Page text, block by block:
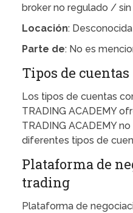
broker no regulado / sin
Locación: Desconocida
Parte de: No es
Tipos de cuentas
Los tipos de cuentas
TRADING ACADEMY
TRADING ACADEMY
diferentes tipos de
Plataforma de
trading
Plataforma de